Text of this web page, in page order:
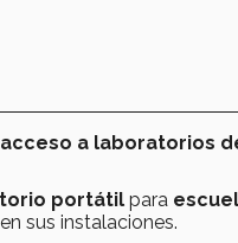
a laboratorios
portátil para
sus instalaciones.